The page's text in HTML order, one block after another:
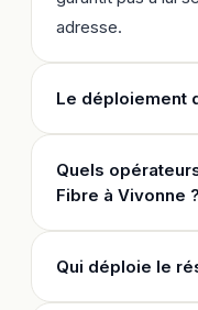
adresse.
Le déploiement
Quels
Fibre à Vivonne ?
Qui déploie le